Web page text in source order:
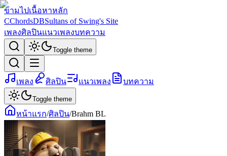
ข้ามไปเนื้อหาหลัก
CChordsDBSultans of Swing's Site
เพลงศิลปินแนวเพลงบทความ
Toggle theme
เพลง ศิลปิน แนวเพลง บทความ
Toggle theme
หน้าแรก/ศิลปิน/Brahm BL